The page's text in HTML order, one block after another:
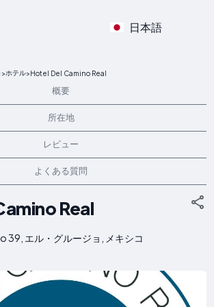
日本語
>ホテル>Hotel Del Camino Real
概要
所在地
レビュー
よくある質問
Real
39, エル・グルージョ, メキシコ